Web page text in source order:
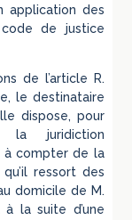
application des
de justice
de l’article R.
le destinataire
dispose, pour
la juridiction
à compter de la
ressort des
domicile de M.
la suite d’une